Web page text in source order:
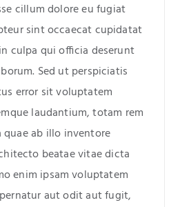
cillum dolore eu fugiat
sint occaecat cupidatat
culpa qui officia deserunt
Sed ut perspiciatis
error sit voluptatem
laudantium, totam rem
quae ab illo inventore
beatae vitae dicta
enim ipsam voluptatem
aut odit aut fugit,